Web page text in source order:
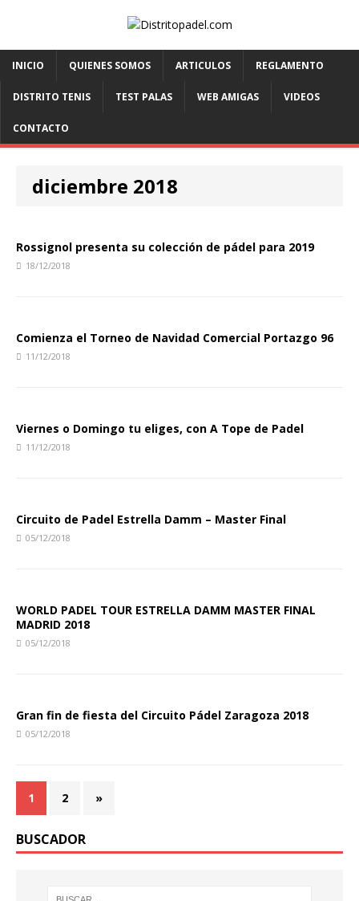
INICIO QUIENES SOMOS ARTICULOS REGLAMENTO
DISTRITO TENIS TEST PALAS WEB AMIGAS VIDEOS
CONTACTO
diciembre 2018
Rossignol presenta su colección de pádel para 2019
18/12/2018
Comienza el Torneo de Navidad Comercial Portazgo 96
11/12/2018
Viernes o Domingo tu eliges, con A Tope de Padel
11/12/2018
Circuito de Padel Estrella Damm – Master Final
05/12/2018
WORLD PADEL TOUR ESTRELLA DAMM MASTER FINAL
MADRID 2018
05/12/2018
Gran fin de fiesta del Circuito Pádel Zaragoza 2018
05/12/2018
1 2 »
BUSCADOR